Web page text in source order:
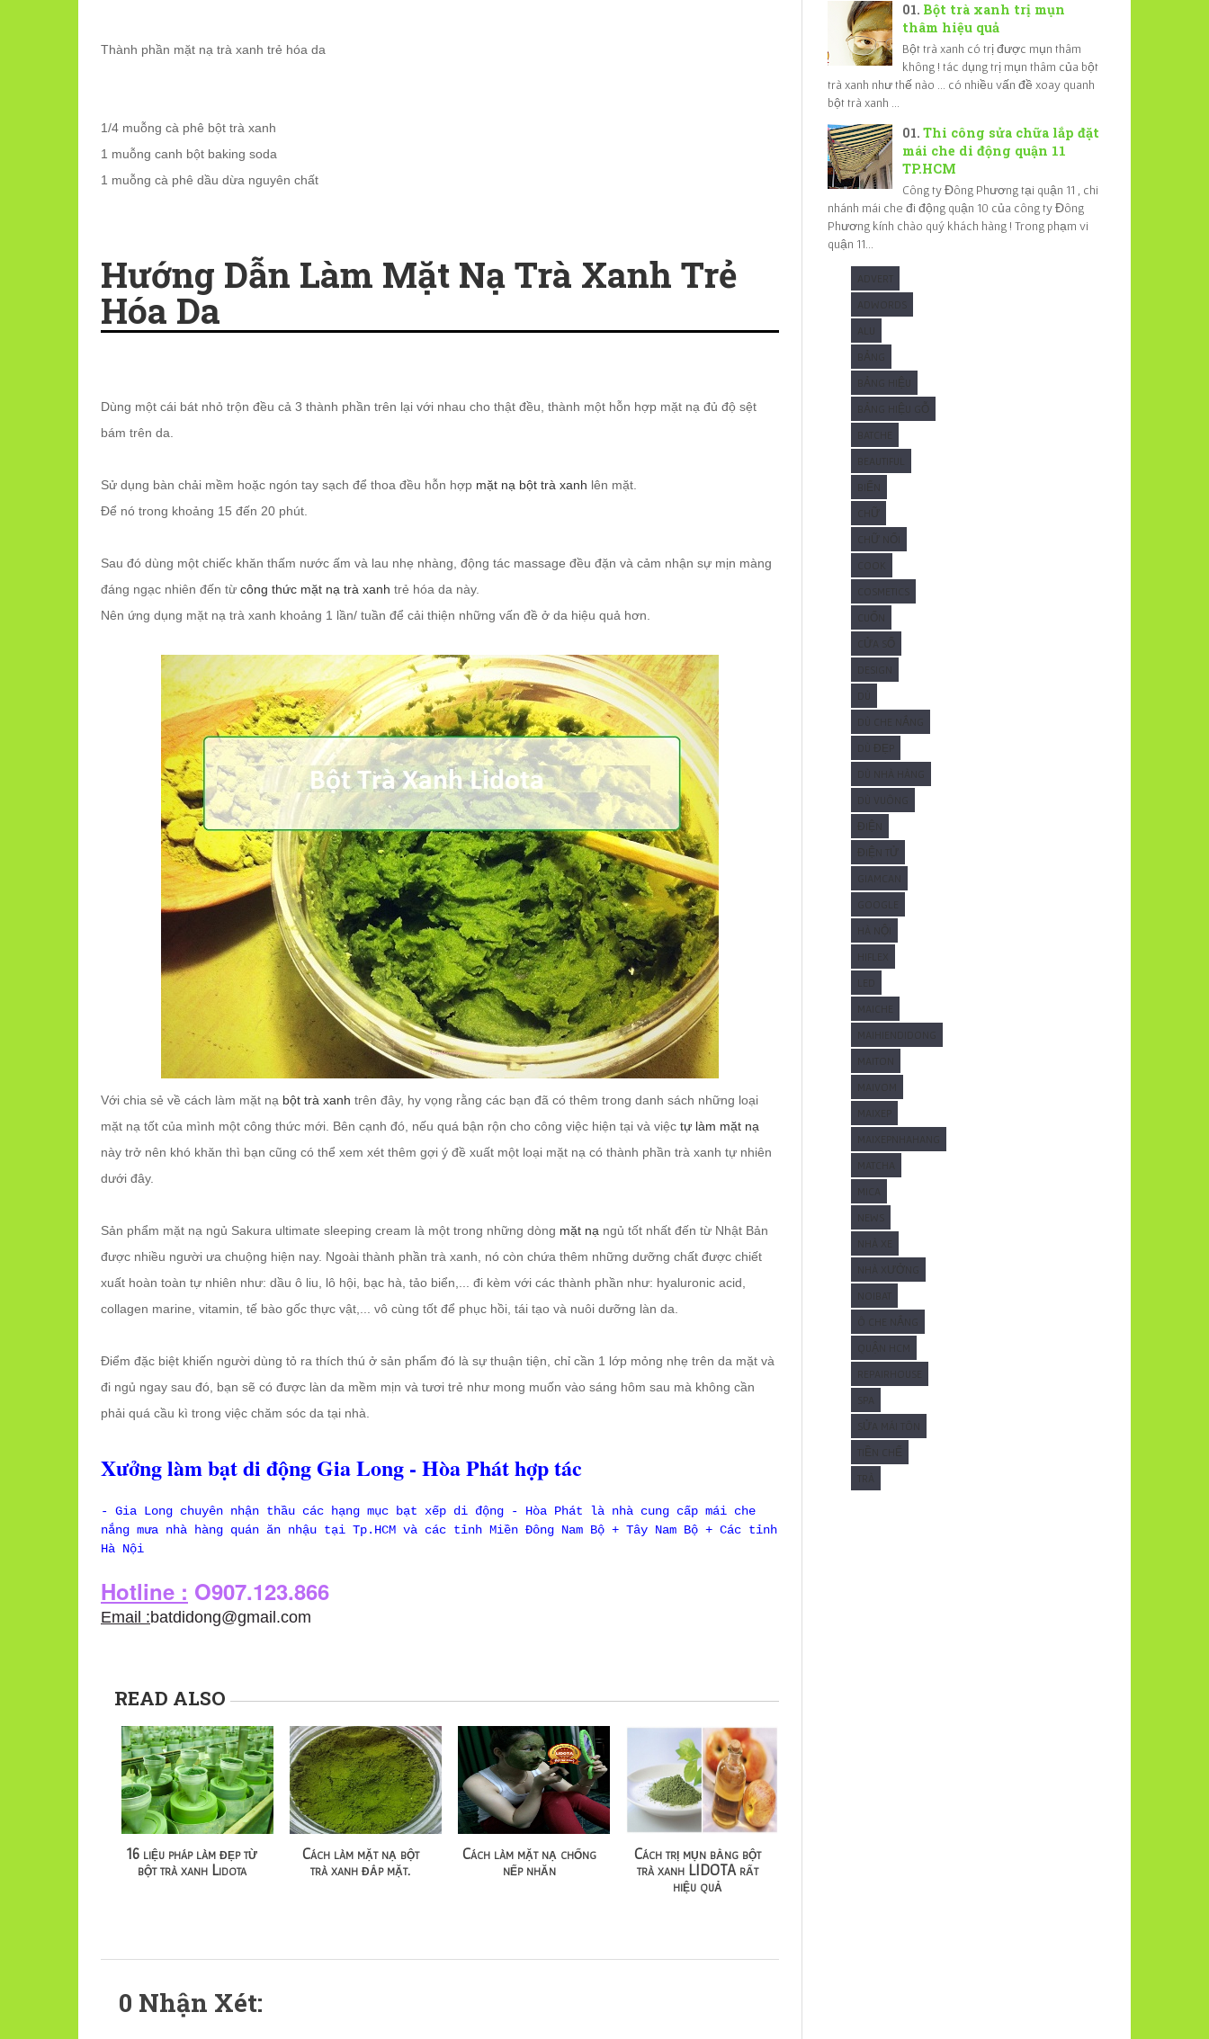
Thành phần mặt nạ trà xanh trẻ hóa da
1/4 muỗng cà phê bột trà xanh
1 muỗng canh bột baking soda
1 muỗng cà phê dầu dừa nguyên chất
Hướng Dẫn Làm Mặt Nạ Trà Xanh Trẻ
Hóa Da
Dùng một cái bát nhỏ trộn đều cả 3 thành phần trên lại với nhau cho thật đều, thành một hỗn hợp mặt nạ đủ độ sệt
bám trên da.
Sử dụng bàn chải mềm hoặc ngón tay sạch để thoa đều hỗn hợp mặt nạ bột trà xanh lên mặt.
Để nó trong khoảng 15 đến 20 phút.
Sau đó dùng một chiếc khăn thấm nước ấm và lau nhẹ nhàng, động tác massage đều đặn và cảm nhận sự mịn màng
đáng ngạc nhiên đến từ công thức mặt nạ trà xanh trẻ hóa da này.
Nên ứng dụng mặt nạ trà xanh khoảng 1 lần/ tuần để cải thiện những vấn đề ở da hiệu quả hơn.
Với chia sẻ về cách làm mặt nạ bột trà xanh trên đây, hy vọng rằng các bạn đã có thêm trong danh sách những loại
mặt nạ tốt của mình một công thức mới. Bên cạnh đó, nếu quá bận rộn cho công việc hiện tại và việc tự làm mặt nạ
này trở nên khó khăn thì bạn cũng có thể xem xét thêm gợi ý đề xuất một loại mặt nạ có thành phần trà xanh tự nhiên
dưới đây.
Sản phẩm mặt nạ ngủ Sakura ultimate sleeping cream là một trong những dòng mặt nạ ngủ tốt nhất đến từ Nhật Bản
được nhiều người ưa chuộng hiện nay. Ngoài thành phần trà xanh, nó còn chứa thêm những dưỡng chất được chiết
xuất hoàn toàn tự nhiên như: dầu ô liu, lô hội, bạc hà, tảo biển,... đi kèm với các thành phần như: hyaluronic acid,
collagen marine, vitamin, tế bào gốc thực vật,... vô cùng tốt để phục hồi, tái tạo và nuôi dưỡng làn da.
Điểm đặc biệt khiến người dùng tỏ ra thích thú ở sản phẩm đó là sự thuận tiện, chỉ cần 1 lớp mỏng nhẹ trên da mặt và
đi ngủ ngay sau đó, bạn sẽ có được làn da mềm mịn và tươi trẻ như mong muốn vào sáng hôm sau mà không cần
phải quá cầu kì trong việc chăm sóc da tại nhà.
Xưởng làm bạt di động Gia Long - Hòa Phát hợp tác
- Gia Long chuyên nhận thầu các hạng mục bạt xếp di động - Hòa Phát là nhà cung cấp mái che
nắng mưa nhà hàng quán ăn nhậu tại Tp.HCM và các tỉnh Miền Đông Nam Bộ + Tây Nam Bộ + Các tỉnh
Hà Nội
Hotline : O907.123.866
Email :batdidong@gmail.com
READ ALSO
16 liệu pháp làm đẹp từ
bột trà xanh Lidota
Cách làm mặt nạ bột
trà xanh đắp mặt.
Cách làm mặt nạ chống
nếp nhăn
Cách trị mụn bằng bột
trà xanh LIDOTA rất
hiệu quả
0 Nhận Xét:
Bột trà xanh trị mụn
thâm hiệu quả
Bột trà xanh có trị được mụn thâm
không ! tác dụng trị mụn thâm của bột
trà xanh như thế nào ... có nhiều vấn đề xoay quanh
bột trà xanh ...
Thi công sửa chữa lắp đặt
mái che di động quận 11
TP.HCM
Công ty Đông Phương tại quận 11 , chi
nhánh mái che đi động quận 10 của công ty Đông
Phương kính chào quý khách hàng ! Trong phạm vi
quận 11...
ADVERT
ADWORDS
ALU
BẢNG HIỆU
BẢNG HIỆU GỖ
BATCHE
BEAUTIFUL
BIỂN
CHỮ
CHỮ NỔI
COSMETICS
CUỐN
CỬA SỔ
DÙ ĐẸP
DÙ NHÀ HÀNG
ĐIỆN
ĐIỆN TỬ
GIAMCAN
HÀ NỘI
MAICHE
MAIHIENDIDONG
MAITON
MAIVOM
MAIXEP
MAIXEPNHAHANG
MATCHA
MICA
NHÀ XE
NHÀ XƯỞNG
NOIBAT
REPAIRHOUSE
SPA
SỬA MÁI TÔN
TIỀN CHẾ
TRÀ